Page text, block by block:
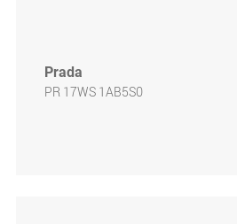
Prada
PR 17WS 1AB5S0